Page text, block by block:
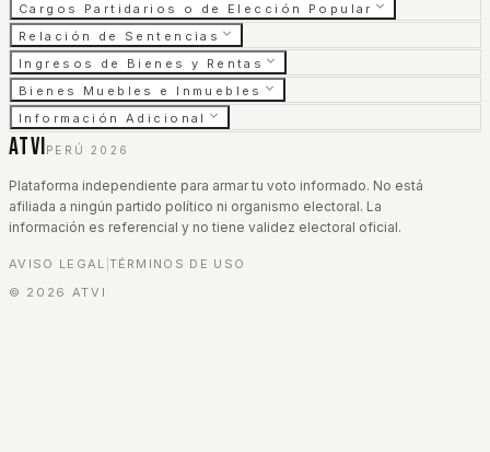
Cargos Partidarios o de Elección Popular
Relación de Sentencias
Ingresos de Bienes y Rentas
Bienes Muebles e Inmuebles
Información Adicional
ATVI PERÚ 2026
Plataforma independiente para armar tu voto informado. No está
afiliada a ningún partido político ni organismo electoral. La
información es referencial y no tiene validez electoral oficial.
AVISO LEGAL TÉRMINOS DE USO
© 2026 ATVI